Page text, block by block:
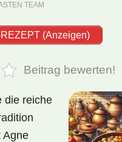
TEAM
(Anzeigen)
Beitrag bewerten!
die reiche
Agne